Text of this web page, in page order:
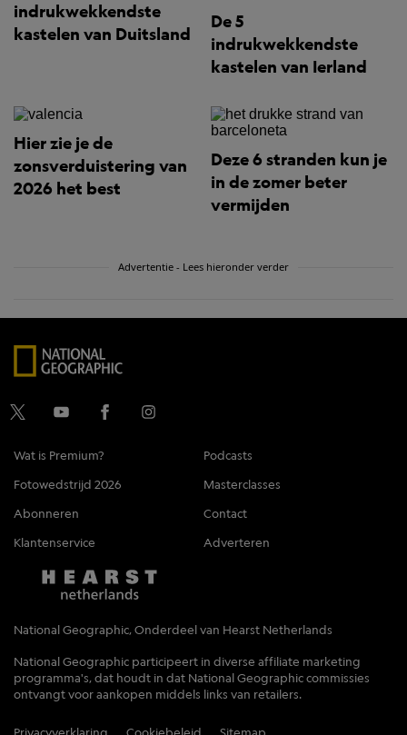
indrukwekkendste
kastelen van Duitsland
De 5
indrukwekkendste
kastelen van Ierland
Hier zie je de
zonsverduistering van
2026 het best
Deze 6 stranden kun je
in de zomer beter
vermijden
Advertentie - Lees hieronder verder
Wat is Premium?
Podcasts
Fotowedstrijd 2026
Masterclasses
Abonneren
Contact
Klantenservice
Adverteren
National Geographic, Onderdeel van Hearst Netherlands
National Geographic participeert in diverse affiliate marketing
programma's, dat houdt in dat National Geographic commissies
ontvangt voor aankopen middels links van retailers.
Privacyverklaring Cookiebeleid Sitemap